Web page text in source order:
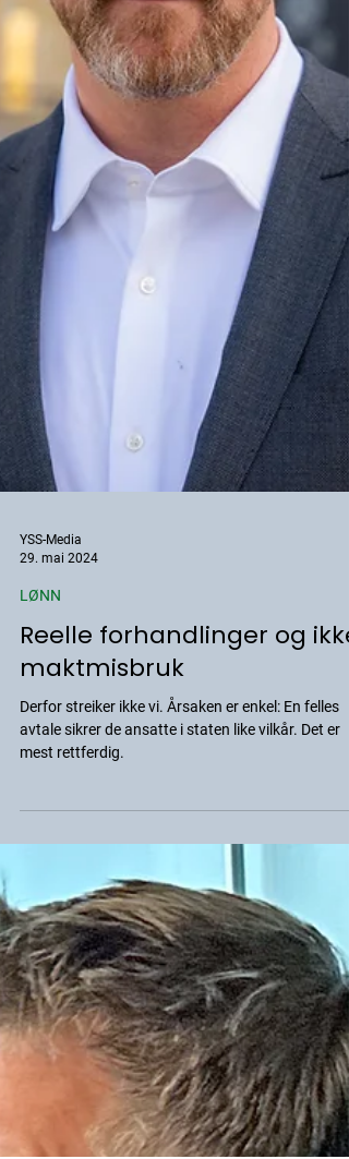
Reelle forhandlinger og ikke
maktmisbruk
Derfor streiker ikke vi. Årsaken er enkel: En felles
avtale sikrer de ansatte i staten like vilkår. Det er
mest rettferdig.